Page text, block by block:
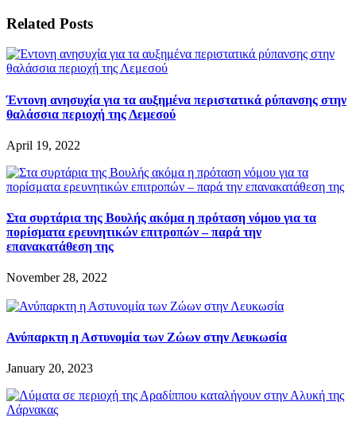
Related Posts
Έντονη ανησυχία για τα αυξημένα περιστατικά ρύπανσης στην
θαλάσσια περιοχή της Λεμεσού
April 19, 2022
Στα συρτάρια της Βουλής ακόμα η πρόταση νόμου για τα
πορίσματα ερευνητικών επιτροπών – παρά την
επανακατάθεση της
November 28, 2022
Ανύπαρκτη η Αστυνομία των Ζώων στην Λευκωσία
January 20, 2023